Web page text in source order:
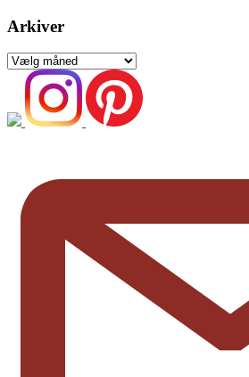
Arkiver
Arkiver